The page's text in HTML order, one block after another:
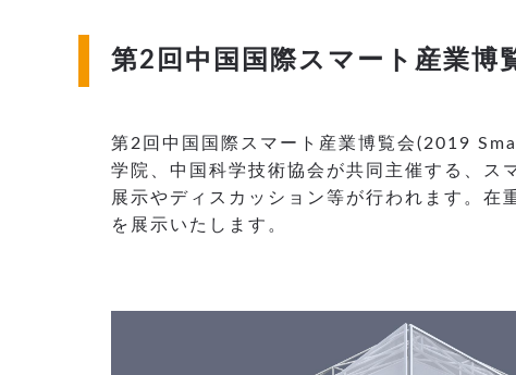
第2回中国国際スマート産業
第2回中国国際スマート産業博覧会(2019
学院、中国科学技術協会が共同主催する、ス
展示やディスカッション等が行われます。
を展示いたします。